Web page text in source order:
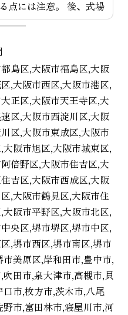
島区,大阪市福島区,大阪
,大阪市西区,大阪市港区,
正区,大阪市天王寺区,大
区,大阪市西淀川区,大阪
区,大阪市東成区,大阪市
大阪市旭区,大阪市城東区,
倍野区,大阪市住吉区,大
吉区,大阪市西成区,大阪
,大阪市鶴見区,大阪市住
大阪市平野区,大阪市北区,
央区,堺市堺区,堺市中区,
,堺市西区,堺市南区,堺市
市美原区,岸和田市,豊中市,
吹田市,泉大津市,高槻市,貝
口市,枚方市,茨木市,八尾
野市,富田林市,寝屋川市,河